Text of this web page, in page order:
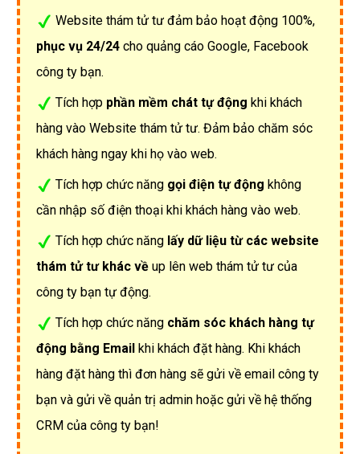
Website thám tử tư đảm bảo hoạt động 100%,
phục vụ 24/24 cho quảng cáo Google, Facebook
công ty bạn.
Tích hợp phần mềm chát tự động khi khách
hàng vào Website thám tử tư. Đảm bảo chăm sóc
khách hàng ngay khi họ vào web.
Tích hợp chức năng gọi điện tự động không
cần nhập số điện thoại khi khách hàng vào web.
Tích hợp chức năng lấy dữ liệu từ các website
thám tử tư khác về up lên web thám tử tư của
công ty bạn tự động.
Tích hợp chức năng chăm sóc khách hàng tự
động bằng Email khi khách đặt hàng. Khi khách
hàng đặt hàng thì đơn hàng sẽ gửi về email công ty
bạn và gửi về quản trị admin hoặc gửi về hệ thống
CRM của công ty bạn!